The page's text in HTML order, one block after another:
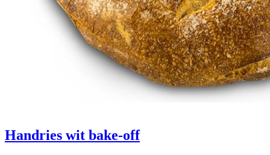
Handries wit bake-off